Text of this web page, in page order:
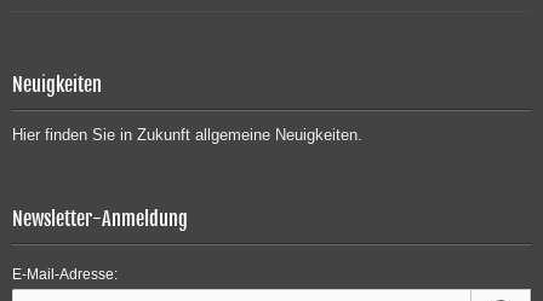
Neuigkeiten
Hier finden Sie in Zukunft allgemeine Neuigkeiten.
Newsletter-Anmeldung
E-Mail-Adresse: